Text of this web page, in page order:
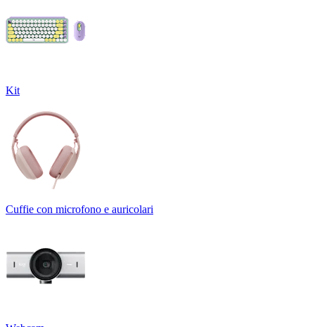
Kit
Cuffie con microfono e auricolari